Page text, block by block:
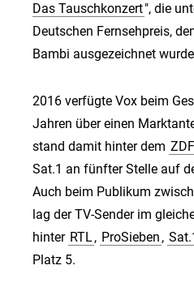
Das Tauschkonzert", die
Deutschen Fernsehpreis,
Bambi ausgezeichnet
2016 verfügte Vox beim
Jahren über einen
stand damit hinter dem ZDF
Sat.1 an fünfter Stelle auf
Auch beim Publikum
lag der TV-Sender im
hinter RTL, ProSieben ,
Platz 5.